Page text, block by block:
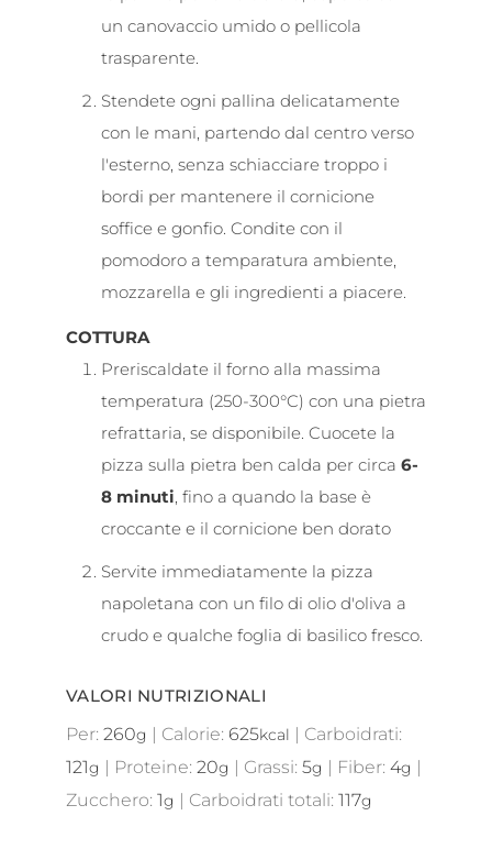
un canovaccio umido o pellicola
trasparente.
Stendete ogni pallina delicatamente
con le mani, partendo dal centro verso
l'esterno, senza schiacciare troppo i
bordi per mantenere il cornicione
soffice e gonfio. Condite con il
pomodoro a temparatura ambiente,
mozzarella e gli ingredienti a piacere.
COTTURA
Preriscaldate il forno alla massima
temperatura (250-300°C) con una pietra
refrattaria, se disponibile. Cuocete la
pizza sulla pietra ben calda per circa 6-
8 minuti, fino a quando la base è
croccante e il cornicione ben dorato
Servite immediatamente la pizza
napoletana con un filo di olio d'oliva a
crudo e qualche foglia di basilico fresco.
VALORI NUTRIZIONALI
Per: 260g | Calorie: 625kcal | Carboidrati:
121g | Proteine: 20g | Grassi: 5g | Fiber: 4g |
Zucchero: 1g | Carboidrati totali: 117g